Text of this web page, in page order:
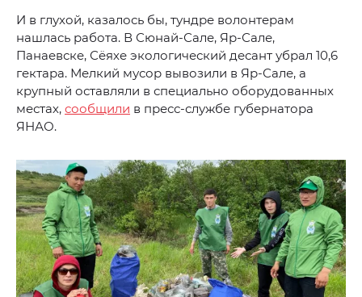
И в глухой, казалось бы, тундре волонтерам
нашлась работа. В Сюнай-Сале, Яр-Сале,
Панаевске, Сёяхе экологический десант убрал 10,6
гектара. Мелкий мусор вывозили в Яр-Сале, а
крупный оставляли в специально оборудованных
местах, сообщили в пресс-службе губернатора
ЯНАО.